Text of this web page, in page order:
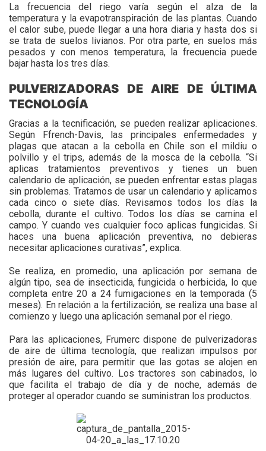
La frecuencia del riego varía según el alza de la
temperatura y la evapotranspiración de las plantas. Cuando
el calor sube, puede llegar a una hora diaria y hasta dos si
se trata de suelos livianos. Por otra parte, en suelos más
pesados y con menos temperatura, la frecuencia puede
bajar hasta los tres días.
PULVERIZADORAS DE AIRE DE ÚLTIMA
TECNOLOGÍA
Gracias a la tecnificación, se pueden realizar aplicaciones.
Según Ffrench-Davis, las principales enfermedades y
plagas que atacan a la cebolla en Chile son el mildiu o
polvillo y el trips, además de la mosca de la cebolla. “Si
aplicas tratamientos preventivos y tienes un buen
calendario de aplicación, se pueden enfrentar estas plagas
sin problemas. Tratamos de usar un calendario y aplicamos
cada cinco o siete días. Revisamos todos los días la
cebolla, durante el cultivo. Todos los días se camina el
campo. Y cuando ves cualquier foco aplicas fungicidas. Si
haces una buena aplicación preventiva, no debieras
necesitar aplicaciones curativas”, explica.
Se realiza, en promedio, una aplicación por semana de
algún tipo, sea de insecticida, fungicida o herbicida, lo que
completa entre 20 a 24 fumigaciones en la temporada (5
meses). En relación a la fertilización, se realiza una base al
comienzo y luego una aplicación semanal por el riego.
Para las aplicaciones, Frumerc dispone de pulverizadoras
de aire de última tecnología, que realizan impulsos por
presión de aire, para permitir que las gotas se alojen en
más lugares del cultivo. Los tractores son cabinados, lo
que facilita el trabajo de día y de noche, además de
proteger al operador cuando se suministran los productos.